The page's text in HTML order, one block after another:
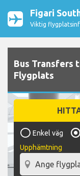
Figari
Viktig
Bus Transfers
Flygplats
Enkel väg
Upphämtning